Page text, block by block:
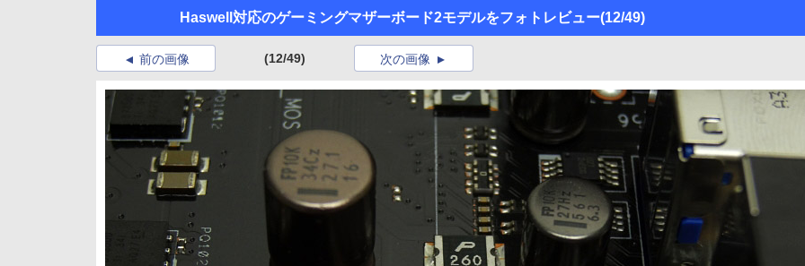
Haswell対応のゲーミングマザーボード2モデルをフォトレビュー(12/49)
前の画像 (12/49) 次の画像